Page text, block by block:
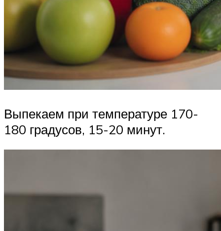
Выпекаем при температуре 170-
180 градусов, 15-20 минут.